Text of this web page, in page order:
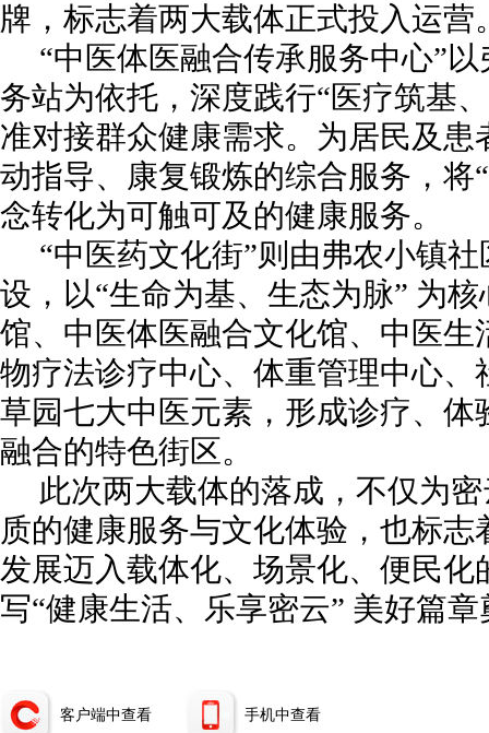
牌，标志着两大载体正式投入运营
“中医体医融合传承服务中心”
务站为依托，深度践行“医疗筑基
准对接群众健康需求。为居民及患
动指导、康复锻炼的综合服务，将
念转化为可触可及的健康服务。
“中医药文化街”则由弗农小镇
设，以“生命为基、生态为脉” 为
馆、中医体医融合文化馆、中医生
物疗法诊疗中心、体重管理中心、
草园七大中医元素，形成诊疗、体
融合的特色街区。
此次两大载体的落成，不仅为
质的健康服务与文化体验，也标
发展迈入载体化、场景化、便民化
写“健康生活、乐享密云” 美好篇
客户端中查看 手机中查看